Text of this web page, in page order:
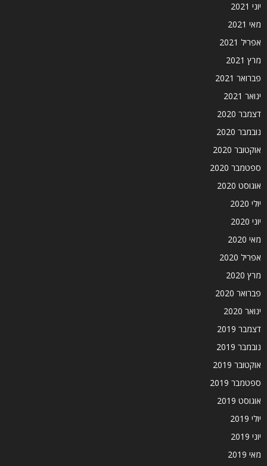
יוני 2021
מאי 2021
אפריל 2021
מרץ 2021
פברואר 2021
ינואר 2021
דצמבר 2020
נובמבר 2020
אוקטובר 2020
ספטמבר 2020
אוגוסט 2020
יולי 2020
יוני 2020
מאי 2020
אפריל 2020
מרץ 2020
פברואר 2020
ינואר 2020
דצמבר 2019
נובמבר 2019
אוקטובר 2019
ספטמבר 2019
אוגוסט 2019
יולי 2019
יוני 2019
מאי 2019